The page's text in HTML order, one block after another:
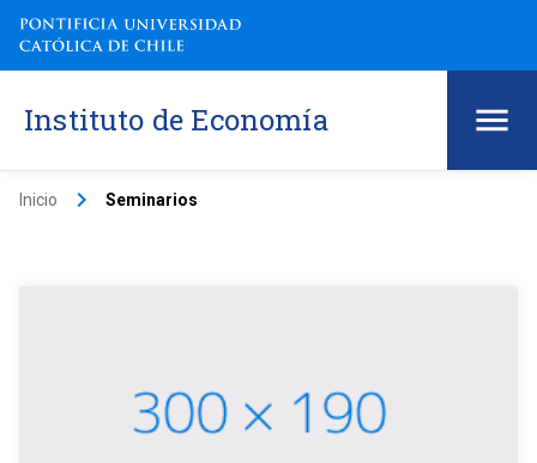
Instituto de Economía
Inicio keyboard_arrow_right Seminarios